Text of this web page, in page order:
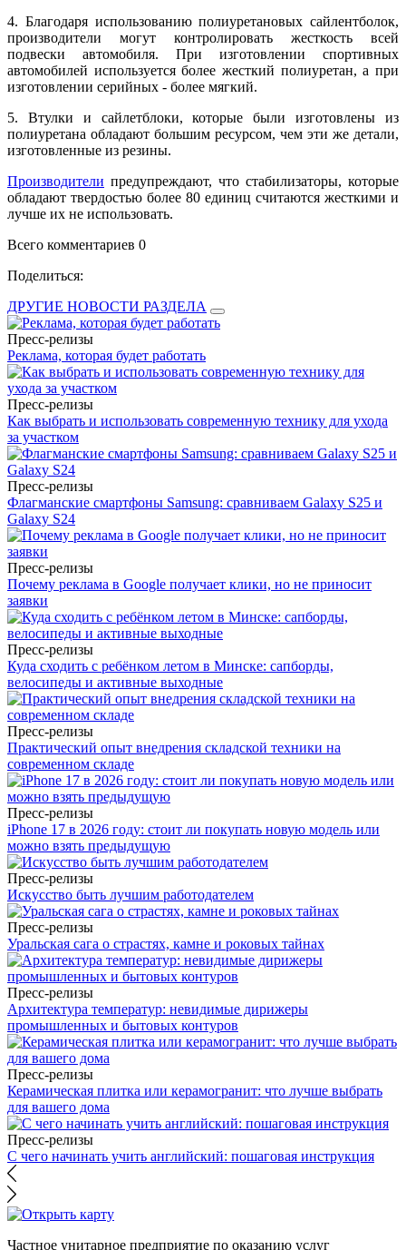
4. Благодаря использованию полиуретановых сайлентболок,
производители могут контролировать жесткость всей
подвески автомобиля. При изготовлении спортивных
автомобилей используется более жесткий полиуретан, а при
изготовлении серийных - более мягкий.
5. Втулки и сайлетблоки, которые были изготовлены из
полиуретана обладают большим ресурсом, чем эти же детали,
изготовленные из резины.
Производители предупреждают, что стабилизаторы, которые
обладают твердостью более 80 единиц считаются жесткими и
лучше их не использовать.
Всего комментариев 0
Поделиться:
ДРУГИЕ НОВОСТИ РАЗДЕЛА
Пресс-релизы
Реклама, которая будет работать
Пресс-релизы
Как выбрать и использовать современную технику для ухода
за участком
Пресс-релизы
Флагманские смартфоны Samsung: сравниваем Galaxy S25 и
Galaxy S24
Пресс-релизы
Почему реклама в Google получает клики, но не приносит
заявки
Пресс-релизы
Куда сходить с ребёнком летом в Минске: сапборды,
велосипеды и активные выходные
Пресс-релизы
Практический опыт внедрения складской техники на
современном складе
Пресс-релизы
iPhone 17 в 2026 году: стоит ли покупать новую модель или
можно взять предыдущую
Пресс-релизы
Искусство быть лучшим работодателем
Пресс-релизы
Уральская сага о страстях, камне и роковых тайнах
Пресс-релизы
Архитектура температур: невидимые дирижеры
промышленных и бытовых контуров
Пресс-релизы
Керамическая плитка или керамогранит: что лучше выбрать
для вашего дома
Пресс-релизы
С чего начинать учить английский: пошаговая инструкция
Частное унитарное предприятие по оказанию услуг